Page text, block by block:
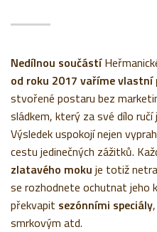
Nedílnou součástí
od roku 2017 vaříme vlastní
stvořené postaru bez
sládkem, který za své dílo
Výsledek uspokojí nejen
cestu jedinečných zážitků.
zlatavého moku je totiž
se rozhodnete ochutnat jeho
překvapit sezónními speciály
smrkovým atd.